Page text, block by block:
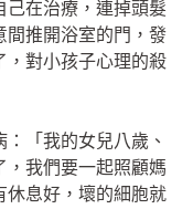
己在治療，連掉頭髮
間推開浴室的門，發
，對小孩子心理的殺
「我的女兒八歲、
，我們要一起照顧媽
休息好，壞的細胞就